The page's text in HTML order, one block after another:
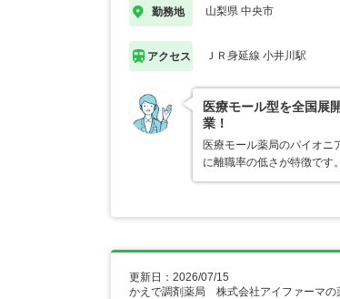
勤務地 山梨県 中央市
アクセス ＪＲ身延線 小井川駅
医療モール型を全国展
業！
医療モール薬局のパイオニ
に離職率の低さが特徴で
更新日：2026/07/15
かえで調剤薬局 株式会社アイファーマの